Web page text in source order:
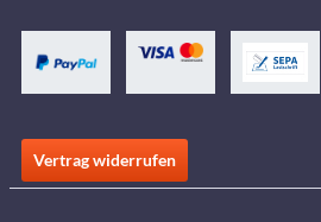
Vertrag widerrufen